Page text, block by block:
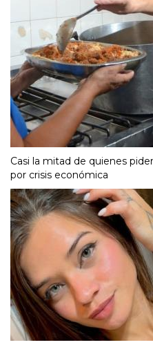
Casi la mitad de quienes
por crisis económica